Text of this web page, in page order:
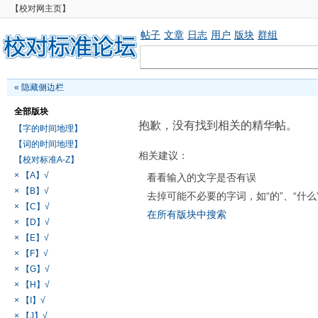
【校对网主页】
帖子 文章 日志 用户 版块 群组
« 隐藏侧边栏
全部版块
【字的时间地理】
【词的时间地理】
【校对标准A-Z】
× 【A】√
× 【B】√
× 【C】√
× 【D】√
× 【E】√
× 【F】√
× 【G】√
× 【H】√
× 【I】√
× 【J】√
抱歉，没有找到相关的精华帖。
相关建议：
看看输入的文字是否有误
去掉可能不必要的字词，如“的”、“什么
在所有版块中搜索